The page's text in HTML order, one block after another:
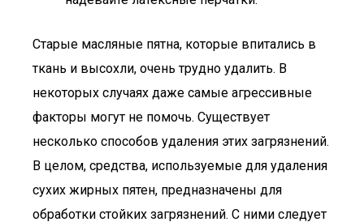
Старые масляные пятна, которые впитались в
ткань и высохли, очень трудно удалить. В
некоторых случаях даже самые агрессивные
факторы могут не помочь. Существует
несколько способов удаления этих загрязнений.
В целом, средства, используемые для удаления
сухих жирных пятен, предназначены для
обработки стойких загрязнений. С ними следует